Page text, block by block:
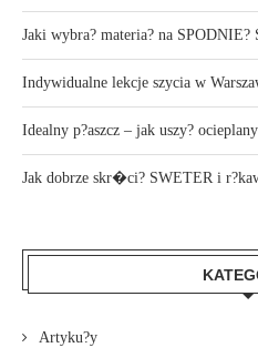
Jaki wybra? materia? na SPODNIE?
Indywidualne lekcje szycia w
Idealny p?aszcz – jak uszy?
Jak dobrze skr�ci? SWETER i
Artyku?y